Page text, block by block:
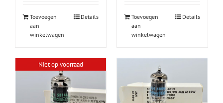
Toevoegen
aan
winkelwagen
Details
Toevoegen
aan
winkelwagen
Details
Niet op voorraad